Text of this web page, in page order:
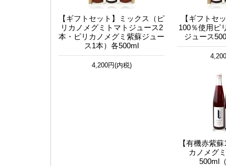
【ギフトセット】ミックス（ピ
リカノメグミトマトジュース2
本・ピリカノメグミ紫蘇ジュー
ス1本）各500ml
4,200円(内税)
【ギフトセ
100％使用ピ
ジュース
【有機赤紫
カノメグ
500ml